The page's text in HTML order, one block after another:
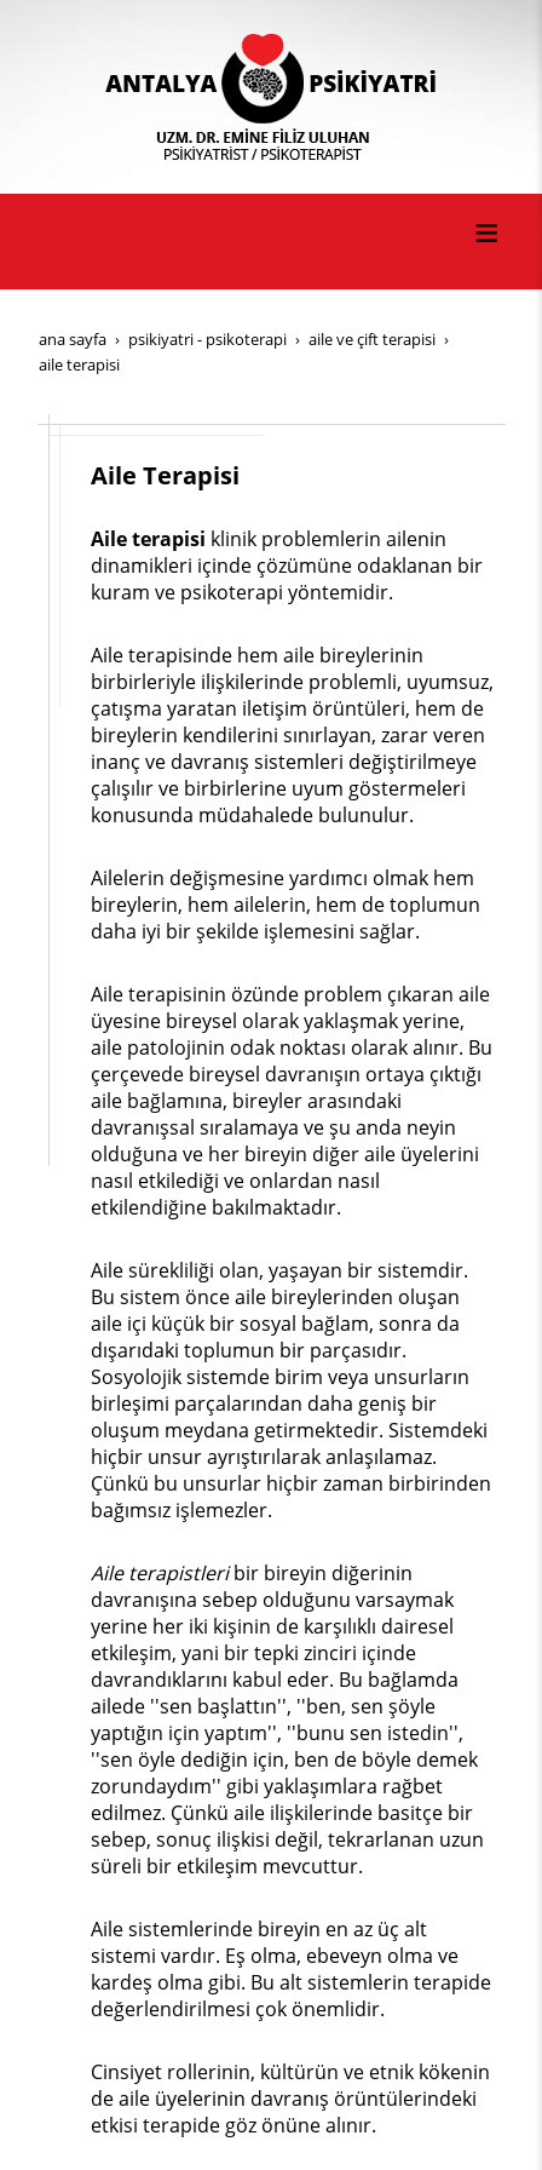
ana sayfa psi̇ki̇yatri̇ - psi̇koterapi̇
ai̇le ve çi̇ft terapi̇si̇
aile terapisi
Aile Terapisi
Aile terapisi klinik problemlerin ailenin
dinamikleri içinde çözümüne odaklanan bir
kuram ve psikoterapi yöntemidir.
Aile terapisinde hem aile bireylerinin
birbirleriyle ilişkilerinde problemli, uyumsuz,
çatışma yaratan iletişim örüntüleri, hem de
bireylerin kendilerini sınırlayan, zarar veren
inanç ve davranış sistemleri değiştirilmeye
çalışılır ve birbirlerine uyum göstermeleri
konusunda müdahalede bulunulur.
Ailelerin değişmesine yardımcı olmak hem
bireylerin, hem ailelerin, hem de toplumun
daha iyi bir şekilde işlemesini sağlar.
Aile terapisinin özünde problem çıkaran aile
üyesine bireysel olarak yaklaşmak yerine,
aile patolojinin odak noktası olarak alınır. Bu
çerçevede bireysel davranışın ortaya çıktığı
aile bağlamına, bireyler arasındaki
davranışsal sıralamaya ve şu anda neyin
olduğuna ve her bireyin diğer aile üyelerini
nasıl etkilediği ve onlardan nasıl
etkilendiğine bakılmaktadır.
Aile sürekliliği olan, yaşayan bir sistemdir.
Bu sistem önce aile bireylerinden oluşan
aile içi küçük bir sosyal bağlam, sonra da
dışarıdaki toplumun bir parçasıdır.
Sosyolojik sistemde birim veya unsurların
birleşimi parçalarından daha geniş bir
oluşum meydana getirmektedir. Sistemdeki
hiçbir unsur ayrıştırılarak anlaşılamaz.
Çünkü bu unsurlar hiçbir zaman birbirinden
bağımsız işlemezler.
Aile terapistleribir bireyin diğerinin
davranışına sebep olduğunu varsaymak
yerine her iki kişinin de karşılıklı dairesel
etkileşim, yani bir tepki zinciri içinde
davrandıklarını kabul eder. Bu bağlamda
ailede ''sen başlattın'', ''ben, sen şöyle
yaptığın için yaptım'', ''bunu sen istedin'',
''sen öyle dediğin için, ben de böyle demek
zorundaydım'' gibi yaklaşımlara rağbet
edilmez. Çünkü aile ilişkilerinde basitçe bir
sebep, sonuç ilişkisi değil, tekrarlanan uzun
süreli bir etkileşim mevcuttur.
Aile sistemlerinde bireyin en az üç alt
sistemi vardır. Eş olma, ebeveyn olma ve
kardeş olma gibi. Bu alt sistemlerin terapide
değerlendirilmesi çok önemlidir.
Cinsiyet rollerinin, kültürün ve etnik kökenin
de aile üyelerinin davranış örüntülerindeki
etkisi terapide göz önüne alınır.